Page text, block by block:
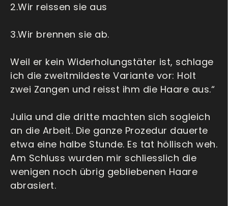
2.Wir reissen sie aus
3.Wir brennen sie ab.
Weil er kein Widerholungstäter ist, schlage
ich die zweitmildeste Variante vor: Holt
zwei Zangen und reisst ihm die Haare aus.“
Julia und die dritte machten sich sogleich
an die Arbeit. Die ganze Prozedur dauerte
etwa eine halbe Stunde. Es tat höllisch weh.
Am Schluss wurden mir schliesslich die
wenigen noch übrig gebliebenen Haare
abrasiert.